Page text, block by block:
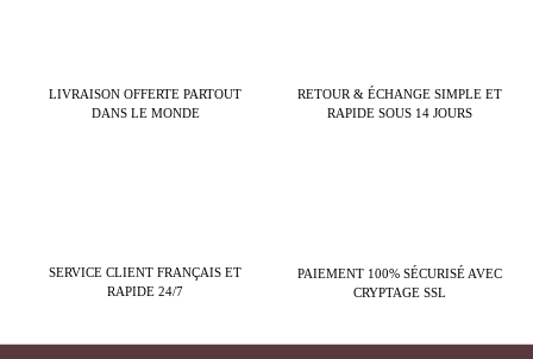
LIVRAISON OFFERTE PARTOUT
DANS LE MONDE
RETOUR & ÉCHANGE SIMPLE ET
RAPIDE SOUS 14 JOURS
SERVICE CLIENT FRANÇAIS ET
RAPIDE 24/7
PAIEMENT 100% SÉCURISÉ AVEC
CRYPTAGE SSL